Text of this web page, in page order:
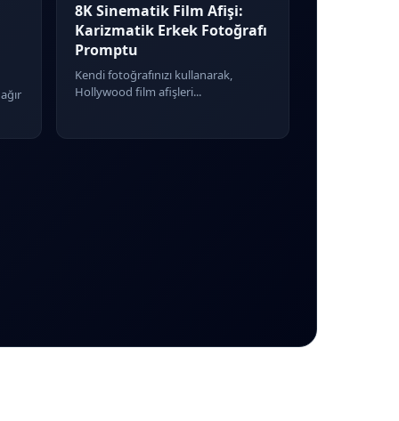
8K Sinematik Film Afişi:
Karizmatik Erkek Fotoğrafı
Promptu
Kendi fotoğrafınızı kullanarak,
Hollywood film afişleri...